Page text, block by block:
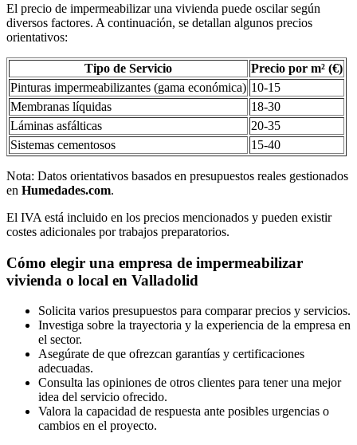
El precio de impermeabilizar una vivienda puede oscilar según
diversos factores. A continuación, se detallan algunos precios
orientativos:
Tipo de Servicio
Precio por m² (€)
Pinturas impermeabilizantes (gama económica) 10-15
Membranas líquidas
18-30
Láminas asfálticas
20-35
Sistemas cementosos
15-40
Nota: Datos orientativos basados en presupuestos reales gestionados
en Humedades.com.
El IVA está incluido en los precios mencionados y pueden existir
costes adicionales por trabajos preparatorios.
Cómo elegir una empresa de impermeabilizar
vivienda o local en Valladolid
Solicita varios presupuestos para comparar precios y servicios.
Investiga sobre la trayectoria y la experiencia de la empresa en
el sector.
Asegúrate de que ofrezcan garantías y certificaciones
adecuadas.
Consulta las opiniones de otros clientes para tener una mejor
idea del servicio ofrecido.
Valora la capacidad de respuesta ante posibles urgencias o
cambios en el proyecto.